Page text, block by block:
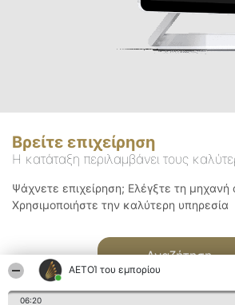
ΑΕΤΟΊ του εμπορίου
06:20
Βρείτε επιχείρηση
Η κατάταξη περιλαμβάνει τους
Ψάχνετε επιχείρηση; Ελέγξτε τη μηχανή
Χρησιμοποιήστε την καλύτερη υπηρεσία
Αναζήτηση